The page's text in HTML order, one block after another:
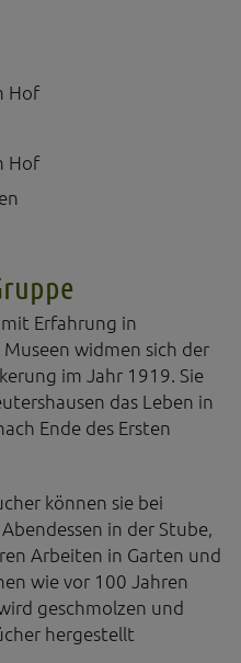
die Auswertung der
gespeicherten Daten werden
verwenden die Funktion
IP-Adresse, so dass diese gekürzt
oder Vimeo eingebunden.
Informationen über die
dieser Website
wie z.B. Google Maps sein
Website.
Hof
Hof
Erfahrung in
widmen sich der
im Jahr 1919. Sie
das Leben in
Ende des Ersten
können sie bei
in der Stube,
Arbeiten in Garten und
wie vor 100 Jahren
geschmolzen und
hergestellt